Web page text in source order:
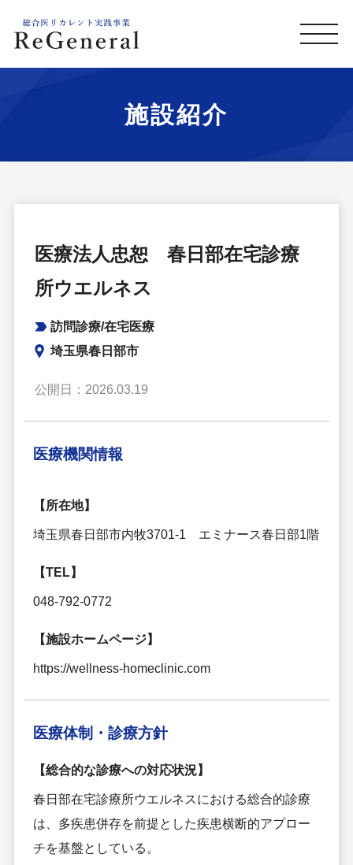
施設紹介
医療法人忠恕 春日部在宅診療
所ウエルネス
訪問診療/在宅医療
埼玉県春日部市
公開日：2026.03.19
医療機関情報
【所在地】
埼玉県春日部市内牧3701-1 エミナース春日部1階
【TEL】
048-792-0772
【施設ホームページ】
https://wellness-homeclinic.com
医療体制・ 診療方針
【総合的な診療への対応状況】
春日部在宅診療所ウエルネスにおける総合的診療
は、多疾患併存を前提とした疾患横断的アプロー
チを基盤としている。